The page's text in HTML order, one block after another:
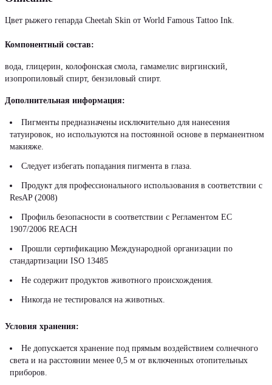
Цвет рыжего гепарда Cheetah Skin от World Famous Tattoo Ink.
Компонентный состав:
вода, глицерин, колофонская смола, гамамелис виргинский,
изопропиловый спирт, бензиловый спирт.
Дополнительная информация:
Пигменты предназначены исключительно для нанесения
татуировок, но используются на постоянной основе в перманентном
макияже.
Следует избегать попадания пигмента в глаза.
Продукт для профессионального использования в соответствии с
ResAP (2008)
Профиль безопасности в соответствии с Регламентом ЕС
1907/2006 REACH
Прошли сертификацию Международной организации по
стандартизации ISO 13485
Не содержит продуктов животного происхождения.
Никогда не тестировался на животных.
Условия хранения:
Не допускается хранение под прямым воздействием солнечного
света и на расстоянии менее 0,5 м от включенных отопительных
приборов.